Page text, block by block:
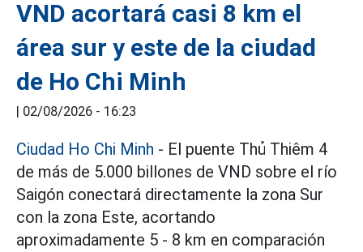
VND acortará casi 8 km el
área sur y este de la ciudad
de Ho Chi Minh
| 02/08/2026 - 16:23
Ciudad Ho Chi Minh - El puente Thủ Thiêm 4
de más de 5.000 billones de VND sobre el río
Saigón conectará directamente la zona Sur
con la zona Este, acortando
aproximadamente 5 - 8 km en comparación